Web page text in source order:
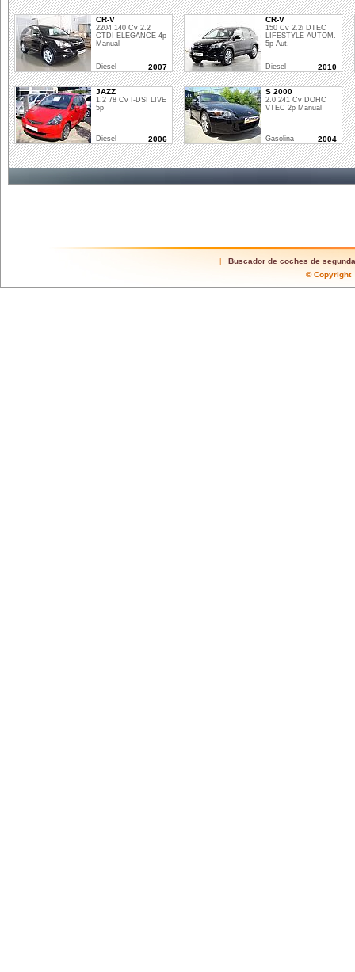
CR-V
2204 140 Cv 2.2
CTDI ELEGANCE 4p
Manual
Diesel 2007
CR-V
150 Cv 2.2i DTEC
LIFESTYLE AUTOM.
5p Aut.
Diesel 2010
JAZZ
1.2 78 Cv I-DSI LIVE
5p
Diesel 2006
S 2000
2.0 241 Cv DOHC
VTEC 2p Manual
Gasolina 2004
Buscador de coches de
©